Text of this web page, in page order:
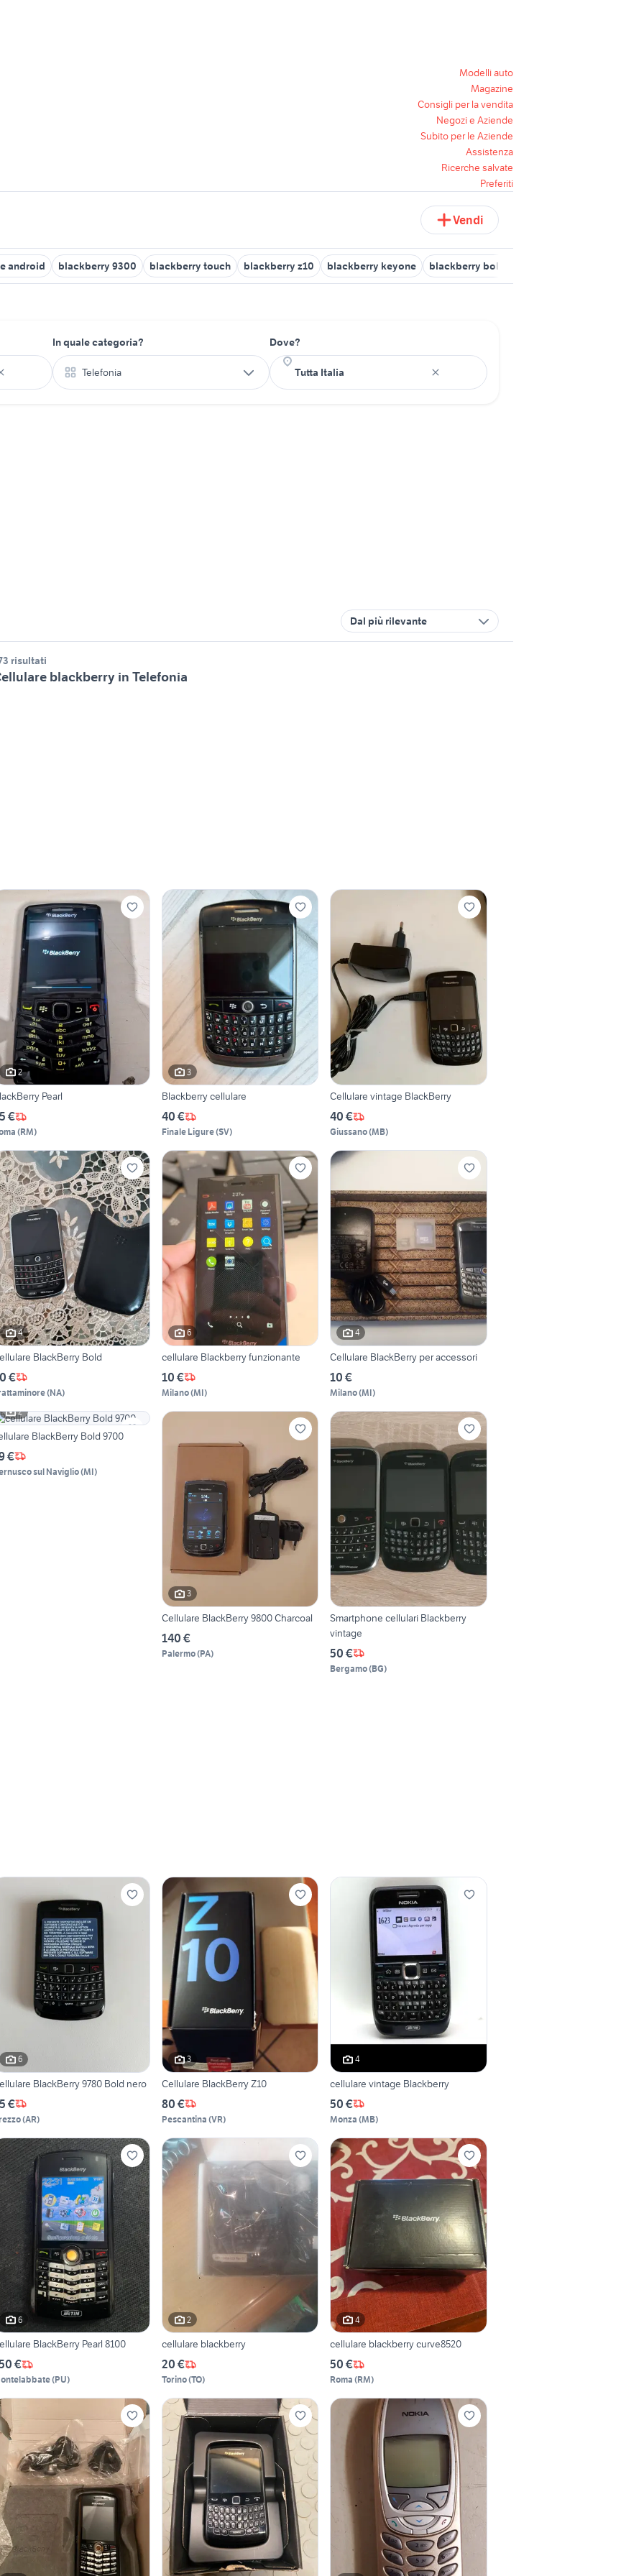
Modelli auto
Magazine
Consigli per la vendita
Negozi e Aziende
Subito per le Aziende
Assistenza
Ricerche salvate
Preferiti
Vendi
android blackberry 9300 blackberry touch blackberry z10 blackberry keyone blackberry bold 9790
In quale categoria?
Telefonia
Dove?
Dal più rilevante
risultati
blackberry in Telefonia
2
Pearl
€
(RM)
3
Blackberry cellulare
40 €
Finale Ligure(SV)
Cellulare vintage BlackBerry
40 €
Giussano(MB)
4
BlackBerry Bold
€
(NA)
6
cellulare Blackberry funzionante
10 €
Milano(MI)
4
Cellulare BlackBerry per accessori
10 €
Milano(MI)
2
BlackBerry Bold 9700
€
sul Naviglio(MI)
3
Cellulare BlackBerry 9800 Charcoal
140 €
Palermo(PA)
Smartphone cellulari Blackberry
vintage
50 €
Bergamo(BG)
6
BlackBerry 9780 Bold nero
€
(AR)
3
Cellulare BlackBerry Z10
80 €
Pescantina (VR)
4
cellulare vintage Blackberry
50 €
Monza (MB)
6
BlackBerry Pearl 8100
€
(PU)
2
cellulare blackberry
20 €
Torino(TO)
4
cellulare blackberry curve8520
50 €
Roma (RM)